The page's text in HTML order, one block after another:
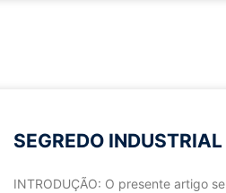
SEGREDO INDUSTRIAL
INTRODUÇÃO: O presente artigo se